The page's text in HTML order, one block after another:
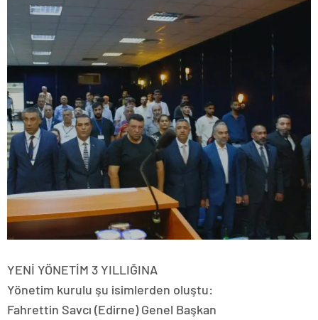
YENİ YÖNETİM 3 YILLIĞINA
Yönetim kurulu şu isimlerden oluştu:
Fahrettin Savcı (Edirne) Genel Başkan